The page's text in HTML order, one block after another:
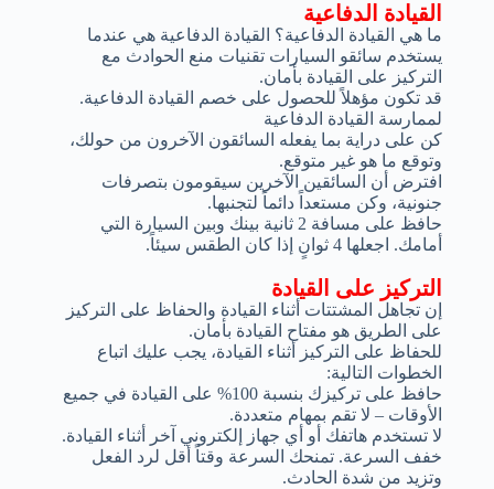
التركيز على القيادة
إن تجاهل المشتتات أثناء القيادة والحفاظ على التركيز
على الطريق هو مفتاح القيادة بأمان.
للحفاظ على التركيز أثناء القيادة، يجب عليك اتباع
الخطوات التالية:
حافظ على تركيزك بنسبة 100% على القيادة في جميع
الأوقات – لا تقم بمهام متعددة.
لا تستخدم هاتفك أو أي جهاز إلكتروني آخر أثناء القيادة.
خفف السرعة. تمنحك السرعة وقتاً أقل لرد الفعل
وتزيد من شدة الحادث.
القيادة الدفاعية
ما هي القيادة الدفاعية؟ القيادة الدفاعية هي عندما
يستخدم سائقو السيارات تقنيات منع الحوادث مع
التركيز على القيادة بأمان.
قد تكون مؤهلاً للحصول على خصم القيادة الدفاعية.
لممارسة القيادة الدفاعية
كن على دراية بما يفعله السائقون الآخرون من حولك،
وتوقع ما هو غير متوقع.
افترض أن السائقين الآخرين سيقومون بتصرفات
جنونية، وكن مستعداً دائماً لتجنبها.
حافظ على مسافة 2 ثانية بينك وبين السيارة التي
أمامك. اجعلها 4 ثوانٍ إذا كان الطقس سيئاً.